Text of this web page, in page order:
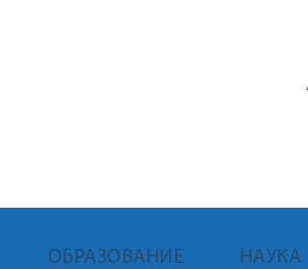
ОБРАЗОВАНИЕ НАУКА